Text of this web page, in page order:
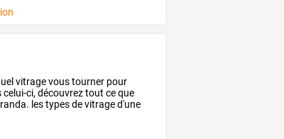
vitragevoustourner pour
celui-ci,découvreztout ceque
lestypesdevitraged'une